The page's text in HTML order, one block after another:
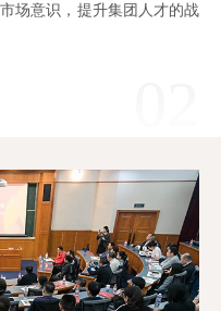
场意识，提升集团人才的战